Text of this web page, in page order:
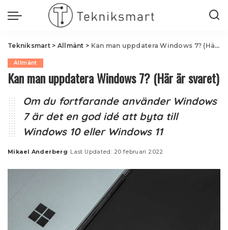
Tekniksmart> Allmänt > Kan man uppdatera Windows 7? (Här är svaret)
Allmänt
Kan man uppdatera Windows 7? (Här är svaret)
Om du fortfarande använder Windows
7 är det en god idé att byta till
Windows 10 eller Windows 11
Posted
Mikael Anderberg Last Updated: 20 februari 2022